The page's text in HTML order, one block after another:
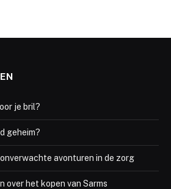
je bril?
geheim?
avonturen in de zorg
over het kopen van Sarms